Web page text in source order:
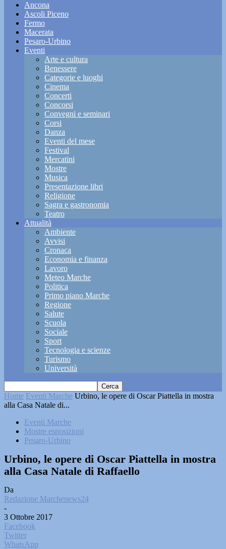
Ancona
Ascoli Piceno
Fermo
Macerata
Pesaro-Urbino
Eventi
Arte e cultura
Benessere
Categorie e luoghi
Cinema
Concerti
Concorsi
Convegni e seminari
Corsi
Danza
Eventi del mese
Festival
Mercatini
Mostre
Musica
Presentazione libri
Religione
Sagra e gastronomia
Teatro
Attualità
Ambiente
Avvisi
Cronaca
Economia e finanza
Lavoro
Meteo Marche
Politica
Primo piano Marche
Regione
Salute
Scuola
Sociale
Sport
Tecnologia e scienze
Turismo
Università
Home Eventi Marche Urbino, le opere di Oscar Piattella in mostra
alla Casa Natale di...
Eventi Marche
Mostre esposizioni
Pesaro-Urbino
Urbino, le opere di Oscar Piattella in mostra
alla Casa Natale di Raffaello
Da
Redazione Marchenews24
-
3 Ottobre 2017
Facebook
Twitter
WhatsApp